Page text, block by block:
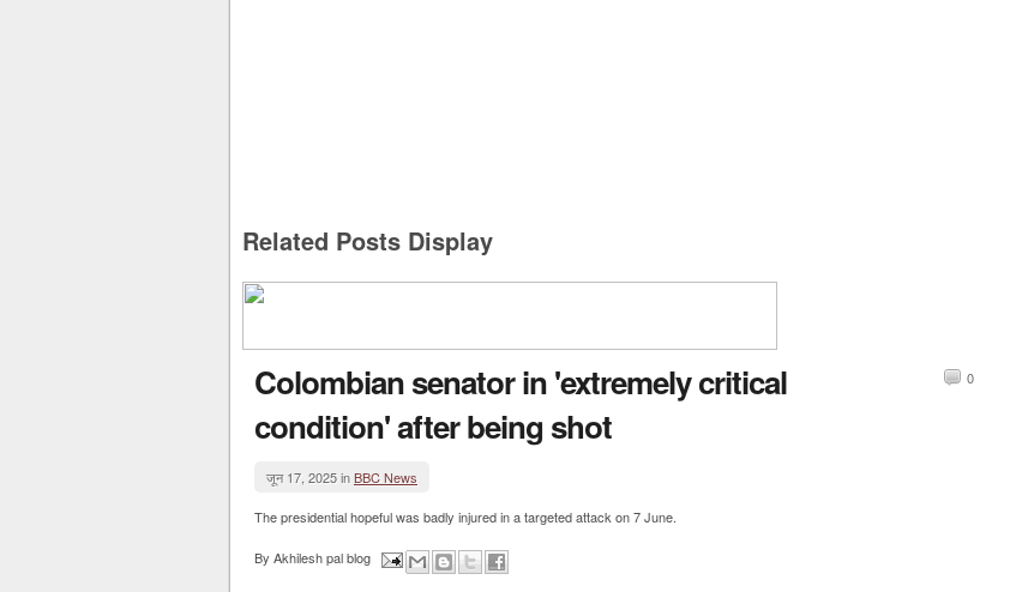
Related Posts Display
Colombian senator in 'extremely critical
condition' after being shot
0
जून 17, 2025 inBBC News
The presidential hopeful was badly injured in a targeted attack on 7 June.
By Akhilesh pal blog